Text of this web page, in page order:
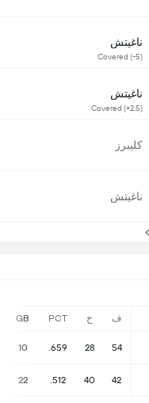
ف خ PCT
GB
54
28
.659
10
42
40
.512
22
ناغيتش
Covered (-5)
ناغيتش
Covered (+2.5)
كليبرز
ناغيتش